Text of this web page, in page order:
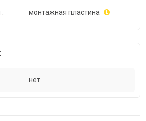
монтажная пластина
нет